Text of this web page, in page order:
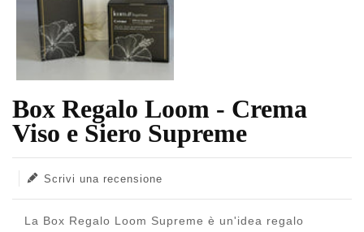
Box Regalo Loom - Crema
Viso e Siero Supreme
Scrivi una recensione
Translation missing: it.products.product.loader_label
La Box Regalo Loom Supreme è un'idea regalo